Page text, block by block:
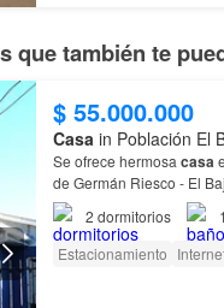
que también te
$ 55.000.000
Casa in Población El
Se ofrece hermosa casa
de Germán Riesco - El
2 dormitorios 1
Estacionamiento